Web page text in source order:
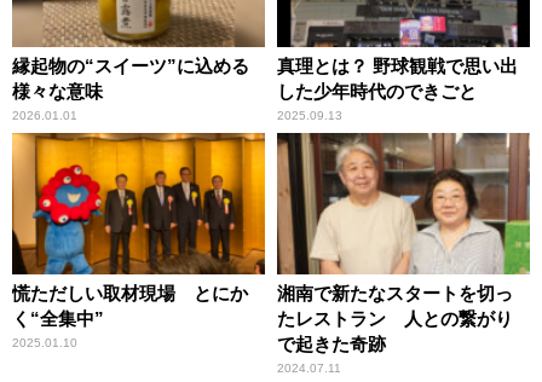
縁起物の“スイーツ”に込める
様々な意味
2026.01.01
真理とは？ 野球観戦で思い出
した少年時代のできごと
2025.09.13
慌ただしい取材現場 とにか
く“全集中”
2025.01.10
湘南で新たなスタートを切っ
たレストラン 人との繋がり
で起きた奇跡
2024.07.11